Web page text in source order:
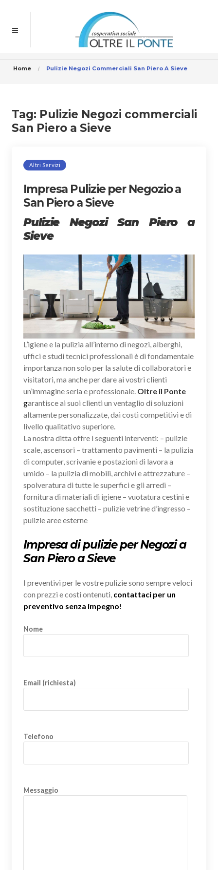
Home Pulizie Negozi Commerciali San Piero A Sieve
Tag: Pulizie Negozi commerciali
San Piero a Sieve
Altri Servizi
Impresa Pulizie per Negozio a
San Piero a Sieve
Pulizie Negozi San Piero a
Sieve
L’igiene e la pulizia all’interno di negozi, alberghi,
uffici e studi tecnici professionali è di fondamentale
importanza non solo per la salute di collaboratori e
visitatori, ma anche per dare ai vostri clienti
un’immagine seria e professionale. Oltre il Ponte
garantisce ai suoi clienti un ventaglio di soluzioni
altamente personalizzate, dai costi competitivi e di
livello qualitativo superiore.
La nostra ditta offre i seguenti interventi: – pulizie
scale, ascensori – trattamento pavimenti – la pulizia
di computer, scrivanie e postazioni di lavora a
umido – la pulizia di mobili, archivi e attrezzature –
spolveratura di tutte le superfici e gli arredi –
fornitura di materiali di igiene – vuotatura cestini e
sostituzione sacchetti – pulizie vetrine d’ingresso –
pulizie aree esterne
Impresa di pulizie per Negozi a
San Piero a Sieve
I preventivi per le vostre pulizie sono sempre veloci
con prezzi e costi ontenuti, contattaci per un
preventivo senza impegno!
Nome
Email (richiesta)
Telefono
Messaggio